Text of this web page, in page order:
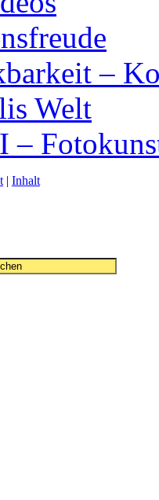
–
Welt
–
| Inhalt